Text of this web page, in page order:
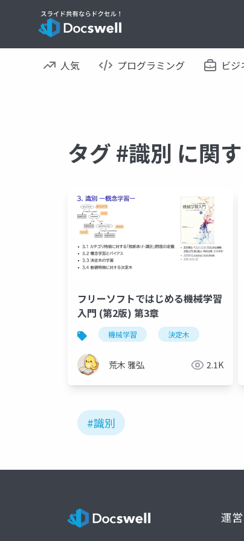
人気 プログラミング ビジ
タグ #識別 に関
フリーソフトではじめる機械学習
入門 (第2版) 第3章
機械学習 決定木
荒木 雅弘 2.1K
#識別
運